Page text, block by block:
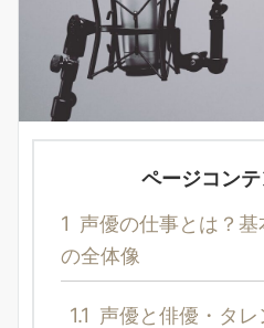
ページコン
1 声優の仕事とは？
の全体像
1.1 声優と俳優・タ